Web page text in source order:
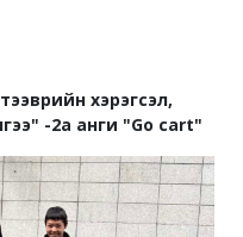
хэрэгсэл,
-2а анги "Go cart"